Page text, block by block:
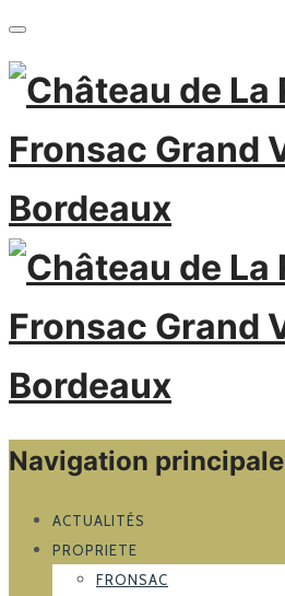
Navigation principale
ACTUALITÉS
PROPRIETE
FRONSAC